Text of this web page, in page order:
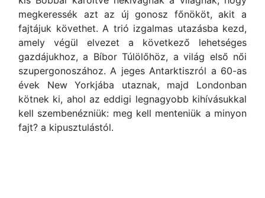
megkeressék azt az új gonosz főnököt, akit a
fajtájuk követhet. A trió izgalmas utazásba kezd,
amely végül elvezet a következő lehetséges
gazdájukhoz, a Bíbor Túlölőhöz, a világ első női
szupergonoszához. A jeges Antarktiszról a 60-as
évek New Yorkjába utaznak, majd Londonban
kötnek ki, ahol az eddigi legnagyobb kihívásukkal
kell szembenézniük: meg kell menteniük a minyon
fajt? a kipusztulástól.